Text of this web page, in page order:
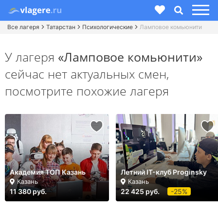
Все лагеря Татарстан Психологические Ламповое комьюнити
У лагеря «Ламповое комьюнити»
сейчас нет актуальных смен,
посмотрите похожие лагеря
Академия ТОП Казань
Казань
11 380 руб.
Летний IT-клуб Proginsky
Казань
22 425 руб. -25%